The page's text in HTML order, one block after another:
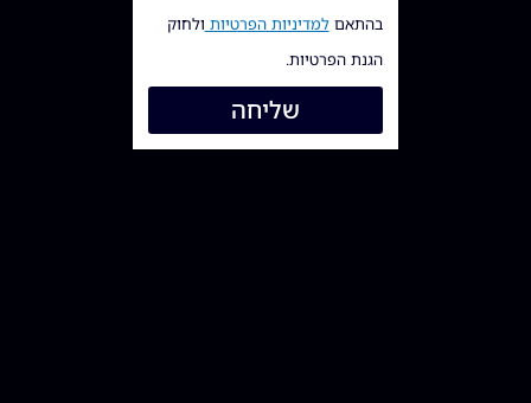
בהתאםלמדיניות הפרטיות ולחוק
הגנת הפרטיות.
שליחה